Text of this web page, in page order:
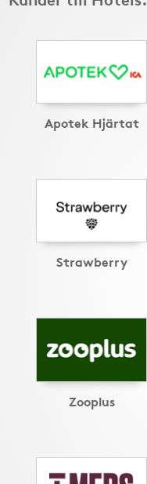
Apotek Hjärtat
Strawberry
Zooplus